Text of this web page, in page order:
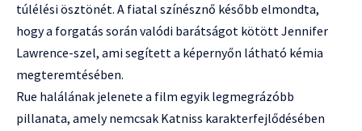
túlélési ösztönét. A fiatal színésznő később elmondta,
hogy a forgatás során valódi barátságot kötött Jennifer
Lawrence-szel, ami segített a képernyőn látható kémia
megteremtésében.
Rue halálának jelenete a film egyik legmegrázóbb
pillanata, amely nemcsak Katniss karakterfejlődésében